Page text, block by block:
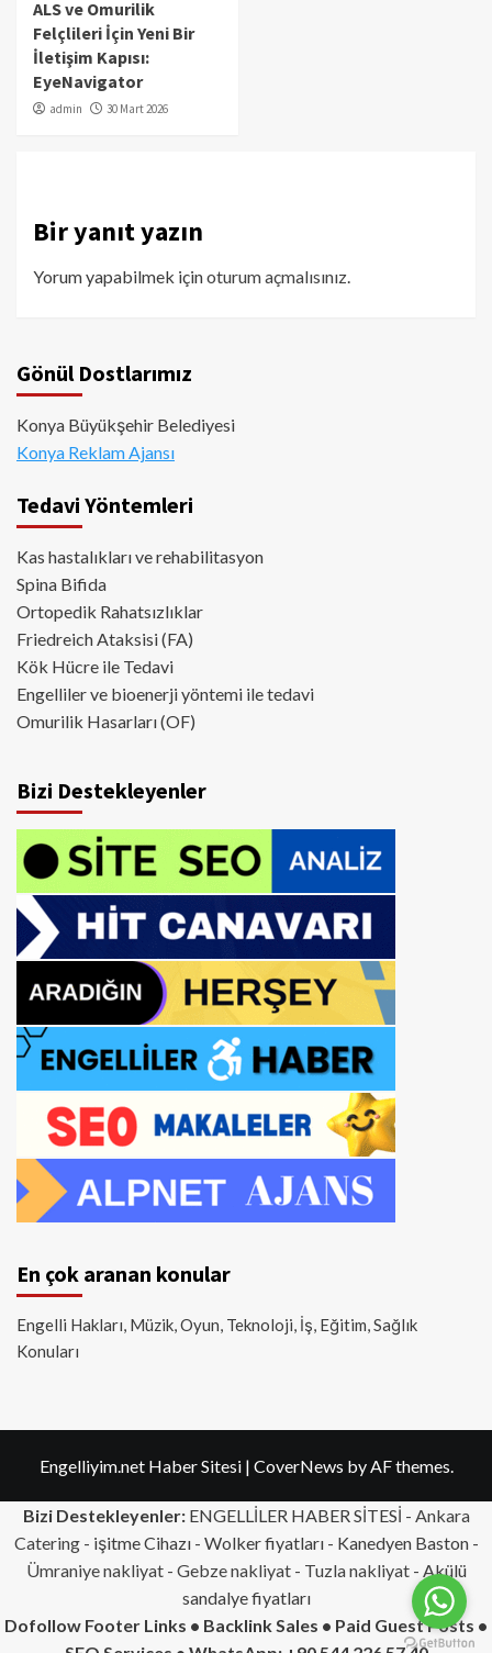
ALS ve Omurilik
Felçlileri İçin Yeni Bir
İletişim Kapısı:
EyeNavigator
admin 30 Mart 2026
Bir yanıt yazın
Yorum yapabilmek içinoturum açmalısınız.
Gönül Dostlarımız
Konya Büyükşehir Belediyesi
Konya Reklam Ajansı
Tedavi Yöntemleri
Kas hastalıkları ve rehabilitasyon
Spina Bifida
Ortopedik Rahatsızlıklar
Friedreich Ataksisi (FA)
Kök Hücre ile Tedavi
Engelliler ve bioenerji yöntemi ile tedavi
Omurilik Hasarları (OF)
Bizi Destekleyenler
En çok aranan konular
Engelli Hakları, Müzik, Oyun, Teknoloji, İş, Eğitim, Sağlık
Konuları
Engelliyim.net Haber Sitesi | CoverNews by AF themes.
Bizi Destekleyenler:ENGELLİLER HABER SİTESİ - Ankara
Catering- işitme Cihazı - Wolker fiyatları - Kanedyen Baston -
Ümraniye nakliyat- Gebze nakliyat- Tuzla nakliyat- Akülü
sandalye fiyatları
Dofollow Footer Links • Backlink Sales • Paid Guest Posts •